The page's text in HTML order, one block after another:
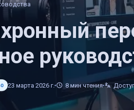
23 марта 2026 г. 8 мин чтения